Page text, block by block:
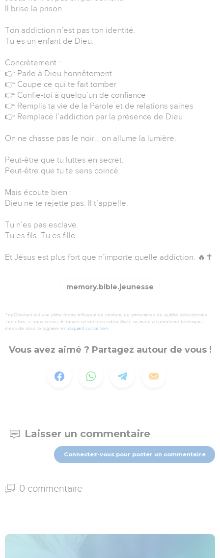
Il brise la prison.
Ton addiction n’est pas ton identité.
Tu es un enfant de Dieu.
Concrètement :
👉 Parle à Dieu honnêtement
👉 Coupe ce qui te fait tomber
👉 Confie-toi à quelqu’un de confiance
👉 Remplis ta vie de la Parole et de relations saines
👉 Remplace l’addiction par la présence de Dieu
On ne chasse pas le noir… on allume la lumière.
Peut-être que tu luttes en secret.
Peut-être que tu te sens coincé.
Mais écoute bien :
Dieu ne te rejette pas. Il t’appelle.
Tu n’es pas esclave.
Tu es fils. Tu es fille.
Et Jésus est plus fort que n’importe quelle addiction. 🔥✝️
memory.bible.jeunesse
TopChrétien est une plate-forme diffuseur de contenu de partenaires de qualité sélectionnés.
Toutefois, si vous veniez à trouver un contenu vidéo illicite ou avec un problème technique,
merci de nous le signaler en cliquant sur ce lien.
Vous avez aimé ? Partagez autour de vous !
Laisser un commentaire
Connectez-vous pour poster un commentaire
0 commentaire